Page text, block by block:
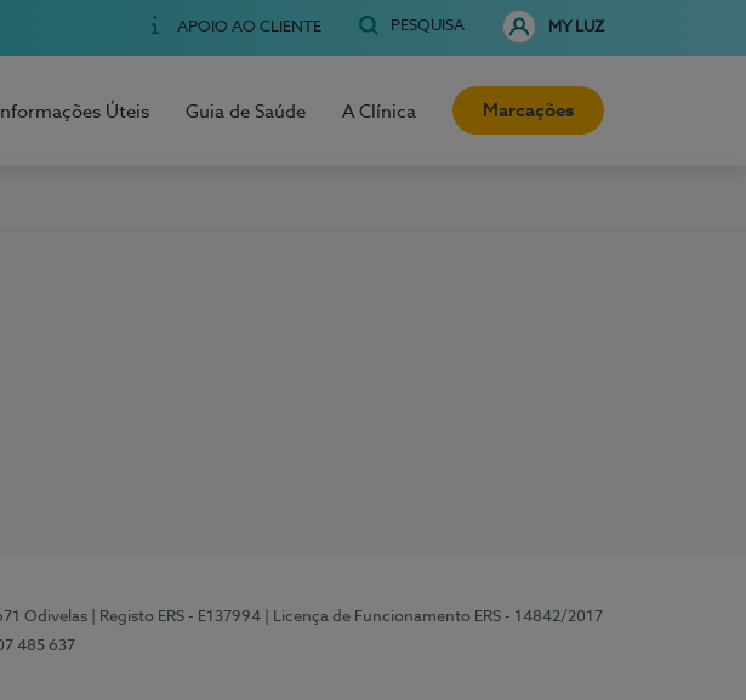
APOIO AO CLIENTE PESQUISA MY LUZ
Informações Úteis Guia de Saúde A Clínica Marcações
Odivelas | Registo ERS - E137994
| Licença de Funcionamento ERS - 14842/2017
485 637